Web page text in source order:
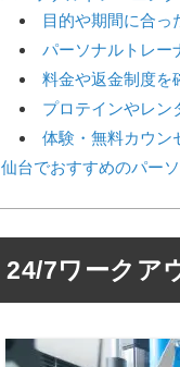
目的や期間に合っ
パーソナルトレー
料金や返金制度を
プロテインやレン
体験・無料カウン
仙台でおすすめのパー
24/7ワークア